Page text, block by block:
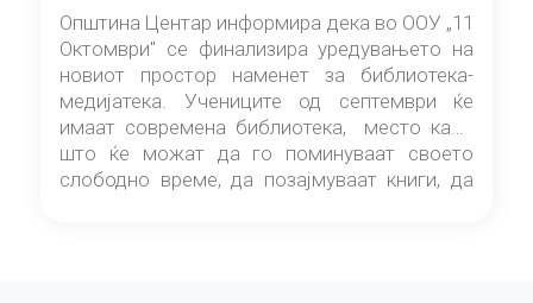
Општина Центар информира дека во ООУ „11
Октомври" се финализира уредувањето на
новиот простор наменет за библиотека-
медијатека. Учениците од септември ќе
имаат современа библиотека, место каде
што ќе можат да го поминуваат своето
слободно време, да позајмуваат книги, да